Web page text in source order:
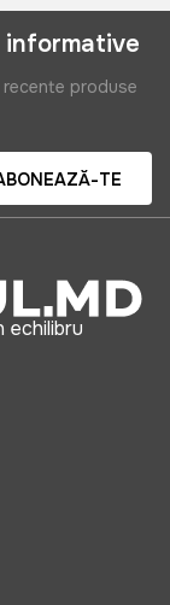
recente produse
TE
echilibru